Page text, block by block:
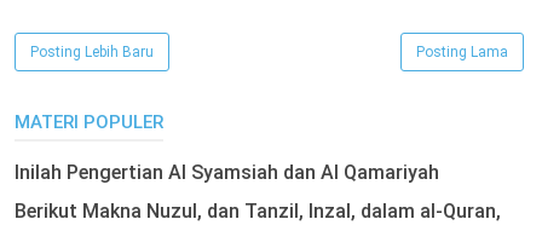
Posting Lebih Baru Posting Lama
MATERI POPULER
Inilah Pengertian Al Syamsiah dan Al Qamariyah
Berikut Makna Nuzul, dan Tanzil, Inzal, dalam al-Quran,